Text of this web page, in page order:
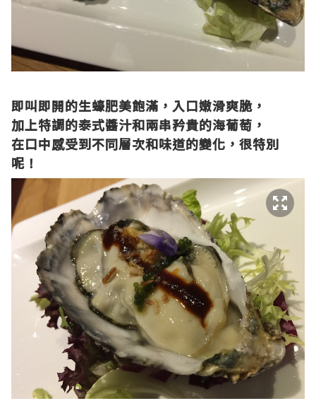
即叫即開的生蠔肥美飽滿，入口嫩滑爽脆，
加上特調的泰式醬汁和兩串矜貴的海葡萄，
在口中感受到不同層次和味道的變化，很特別
呢！